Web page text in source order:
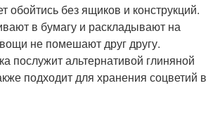
обойтись без ящиков и конструкций.
в бумагу и раскладывают на
не помешают друг другу.
послужит альтернативой глиняной
подходит для хранения соцветий в